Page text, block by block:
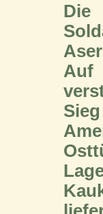
Die
Auf